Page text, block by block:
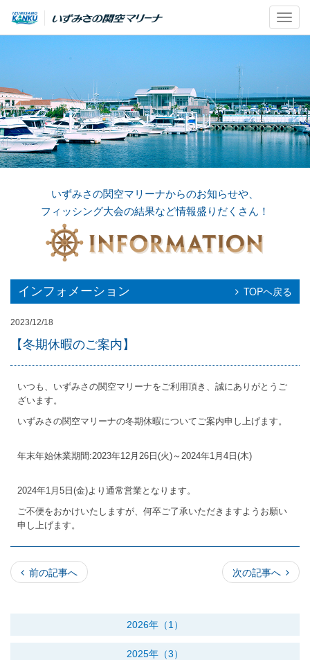
いずみさの関空マリーナからのお知らせや、
フィッシング大会の結果など情報盛りだくさん！
インフォメーション TOPヘ戻る
2023/12/18
【冬期休暇のご案内】
いつも、いずみさの関空マリーナをご利用頂き、誠にありがとうご
ざいます。
いずみさの関空マリーナの冬期休暇についてご案内申し上げます。
年末年始休業期間:2023年12月26日(火)～2024年1月4日(木)
2024年1月5日(金)より通常営業となります。
ご不便をおかけいたしますが、何卒ご了承いただきますようお願い
申し上げます。
前の記事へ 次の記事へ
2026年（1）
2025年（3）